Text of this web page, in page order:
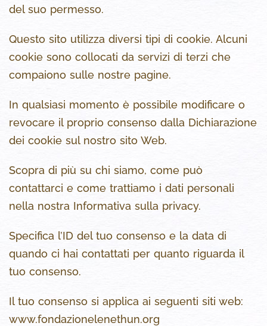
del suo permesso.
Questo sito utilizza diversi tipi di cookie. Alcuni
cookie sono collocati da servizi di terzi che
compaiono sulle nostre pagine.
In qualsiasi momento è possibile modificare o
revocare il proprio consenso dalla Dichiarazione
dei cookie sul nostro sito Web.
Scopra di più su chi siamo, come può
contattarci e come trattiamo i dati personali
nella nostra Informativa sulla privacy.
Specifica l’ID del tuo consenso e la data di
quando ci hai contattati per quanto riguarda il
tuo consenso.
Il tuo consenso si applica ai seguenti siti web:
www.fondazionelenethun.org